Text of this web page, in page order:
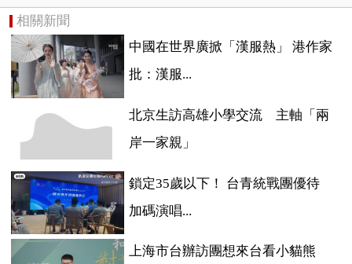
相關新聞
中國在世界廣掀「漢服熱」 港作家
批：漢服...
北京生訪高雄小學交流 主軸「兩
岸一家親」
鎖定35歲以下！ 台青統戰團優待
加碼演唱...
上海市台辦訪團想來台看小貓熊